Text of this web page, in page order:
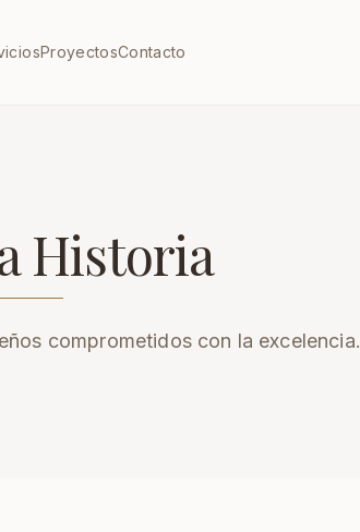
ProyectosContacto
Historia
comprometidos con la excelencia.